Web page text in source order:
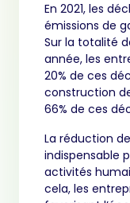
En 2021, les
émissions de
Sur la totalité
année, les
20% de ces
construction
66% de ces
La réduction
indispensable
activités
cela, les